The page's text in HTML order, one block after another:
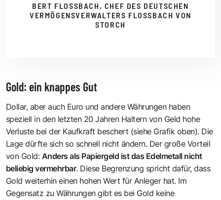
BERT FLOSSBACH, CHEF DES DEUTSCHEN
VERMÖGENSVERWALTERS FLOSSBACH VON
STORCH
Gold: ein knappes Gut
Dollar, aber auch Euro und andere Währungen haben
speziell in den letzten 20 Jahren Haltern von Geld hohe
Verluste bei der Kaufkraft beschert (siehe Grafik oben). Die
Lage dürfte sich so schnell nicht ändern. Der große Vorteil
von Gold: Anders als Papiergeld ist das Edelmetall nicht
beliebig vermehrbar. Diese Begrenzung spricht dafür, dass
Gold weiterhin einen hohen Wert für Anleger hat. Im
Gegensatz zu Währungen gibt es bei Gold keine